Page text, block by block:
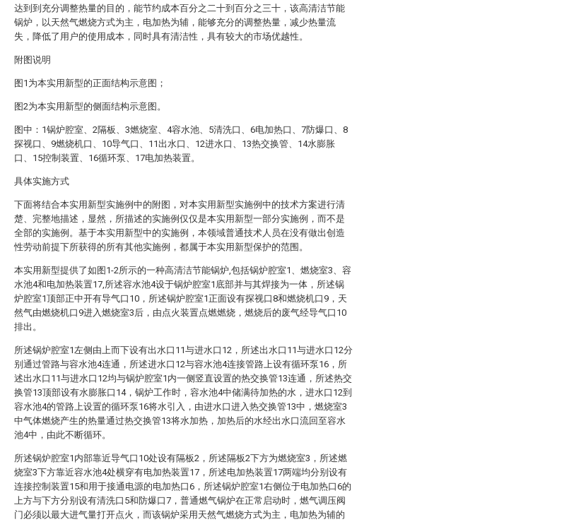
达到到充分调整热量的目的，能节约成本百分之二十到百分之三十，该高清洁节能
锅炉，以天然气燃烧方式为主，电加热为辅，能够充分的调整热量，减少热量流
失，降低了用户的使用成本，同时具有清洁性，具有较大的市场优越性。
附图说明
图1为本实用新型的正面结构示意图；
图2为本实用新型的侧面结构示意图。
图中：1锅炉腔室、2隔板、3燃烧室、4容水池、5清洗口、6电加热口、7防爆口、8
探视口、9燃烧机口、10导气口、11出水口、12进水口、13热交换管、14水膨胀
口、15控制装置、16循环泵、17电加热装置。
具体实施方式
下面将结合本实用新型实施例中的附图，对本实用新型实施例中的技术方案进行清
楚、完整地描述，显然，所描述的实施例仅仅是本实用新型一部分实施例，而不是
全部的实施例。基于本实用新型中的实施例，本领域普通技术人员在没有做出创造
性劳动前提下所获得的所有其他实施例，都属于本实用新型保护的范围。
本实用新型提供了如图1-2所示的一种高清洁节能锅炉,包括锅炉腔室1、燃烧室3、容
水池4和电加热装置17,所述容水池4设于锅炉腔室1底部并与其焊接为一体，所述锅
炉腔室1顶部正中开有导气口10，所述锅炉腔室1正面设有探视口8和燃烧机口9，天
然气由燃烧机口9进入燃烧室3后，由点火装置点燃燃烧，燃烧后的废气经导气口10
排出。
所述锅炉腔室1左侧由上而下设有出水口11与进水口12，所述出水口11与进水口12分
别通过管路与容水池4连通，所述进水口12与容水池4连接管路上设有循环泵16，所
述出水口11与进水口12均与锅炉腔室1内一侧竖直设置的热交换管13连通，所述热交
换管13顶部设有水膨胀口14，锅炉工作时，容水池4中储满待加热的水，进水口12到
容水池4的管路上设置的循环泵16将水引入，由进水口进入热交换管13中，燃烧室3
中气体燃烧产生的热量通过热交换管13将水加热，加热后的水经出水口流回至容水
池4中，由此不断循环。
所述锅炉腔室1内部靠近导气口10处设有隔板2，所述隔板2下方为燃烧室3，所述燃
烧室3下方靠近容水池4处横穿有电加热装置17，所述电加热装置17两端均分别设有
连接控制装置15和用于接通电源的电加热口6，所述锅炉腔室1右侧位于电加热口6的
上方与下方分别设有清洗口5和防爆口7，普通燃气锅炉在正常启动时，燃气调压阀
门必须以最大进气量打开点火，而该锅炉采用天然气燃烧方式为主，电加热为辅的